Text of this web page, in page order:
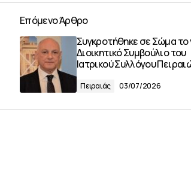
Επόμενο Άρθρο
Συγκροτήθηκε σε Σώμα το
Διοικητικό Συμβούλιο του
Ιατρικού Συλλόγου
Πειραιάς 03/07/2026